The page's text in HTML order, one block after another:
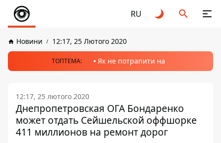
RU
Новини 12:17, 25 Лютого 2020
ТОПТЕМА: Як не потрапити на
12:17, 25 лютого 2020
Днепропетровская ОГА Бондаренко
может отдать Сейшельской оффшорке
411 миллионов на ремонт дорог